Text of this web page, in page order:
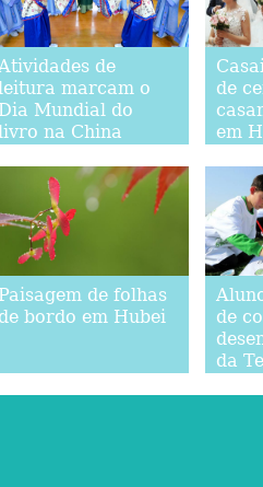
de
marcam o
Dia Mundial do
na China
de
em
Paisagem de folhas
de bordo em Hubei
de
da